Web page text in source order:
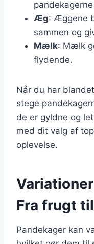
Æg: Æggene
sammen og
Mælk: Mælk
flydende.
Når du har
stege
de er gyldne og
med dit valg af
oplevelse.
Fra frugt
Pandekager kan